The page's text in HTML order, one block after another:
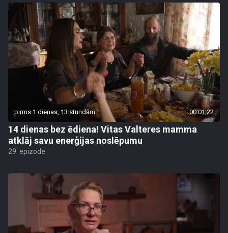
pirms 1 dienas, 13 stundām 00:01:22
14 dienas bez ēdiena! Vitas Valteres mamma
atklāj savu enerģijas noslēpumu
29. epizode